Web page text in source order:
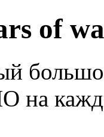
of
на